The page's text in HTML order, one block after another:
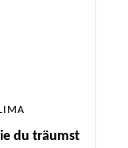
du träumst